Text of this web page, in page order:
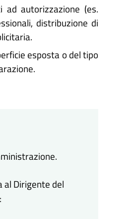
ad autorizzazione (es.
distribuzione di
esposta o del tipo
Dirigente del